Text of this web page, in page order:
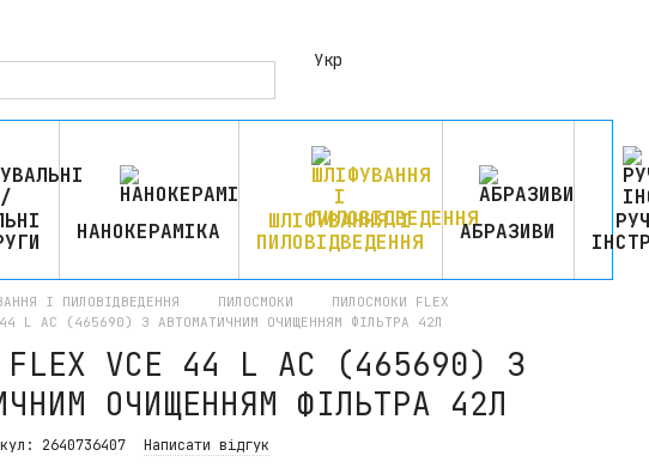
Укр
НАНОКЕРАМІКА
ШЛІФУВАННЯ І
ПИЛОВІДВЕДЕННЯ
АБРАЗИВИ
І ПИЛОВІДВЕДЕННЯ ПИЛОСМОКИ
ПИЛОСМОКИ FLEX
44 L AC (465690) З АВТОМАТИЧНИМ ОЧИЩЕННЯМ ФІЛЬТРА 42Л
FLEX VCE 44 L AC (465690) З
ОЧИЩЕННЯМ ФІЛЬТРА 42Л
2640736407 Написати відгук